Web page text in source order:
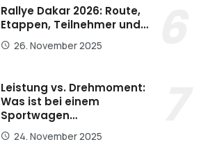
Rallye Dakar 2026: Route,
Etappen, Teilnehmer und…
26. November 2025
Leistung vs. Drehmoment:
Was ist bei einem
Sportwagen…
24. November 2025